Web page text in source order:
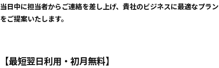
当日中に担当者からご連絡を差し上げ、貴社のビジネスに最適なプラン
をご提案いたします。
【最短翌日利用・初月無料】